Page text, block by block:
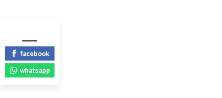
facebook
whatsapp